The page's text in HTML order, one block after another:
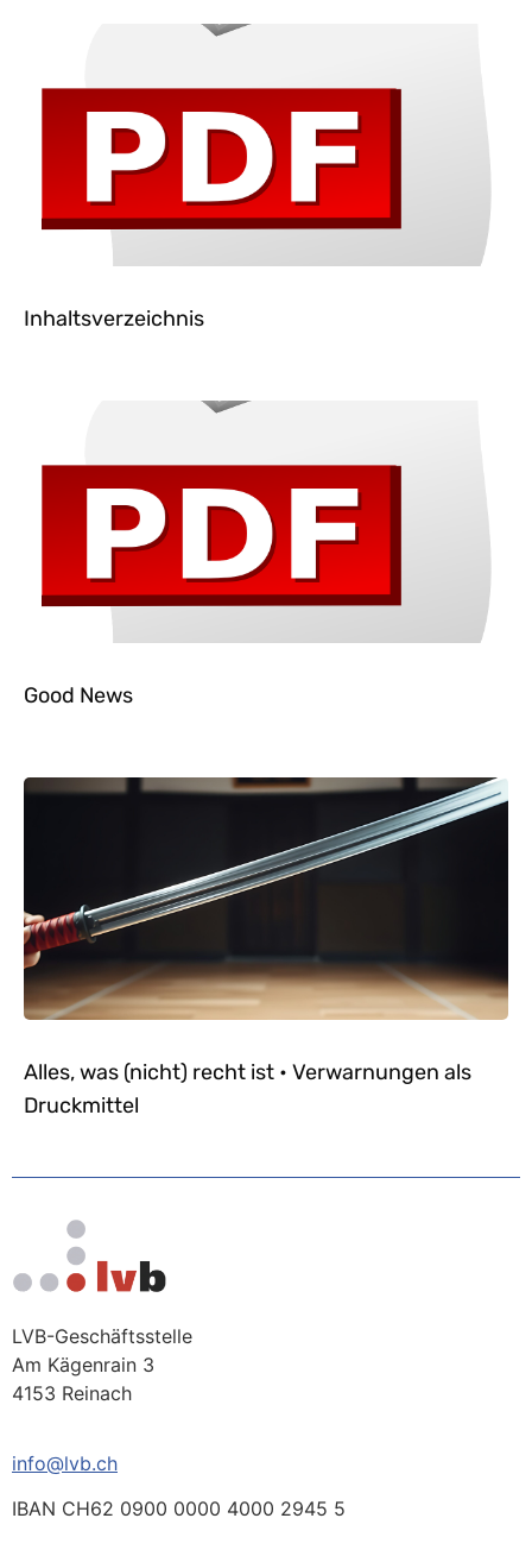
Inhaltsverzeichnis
Good News
Alles, was (nicht) recht ist • Verwarnungen als
Druckmittel
LVB-Geschäftsstelle
Am Kägenrain 3
4153 Reinach
info@lvb.ch
IBAN CH62 0900 0000 4000 2945 5